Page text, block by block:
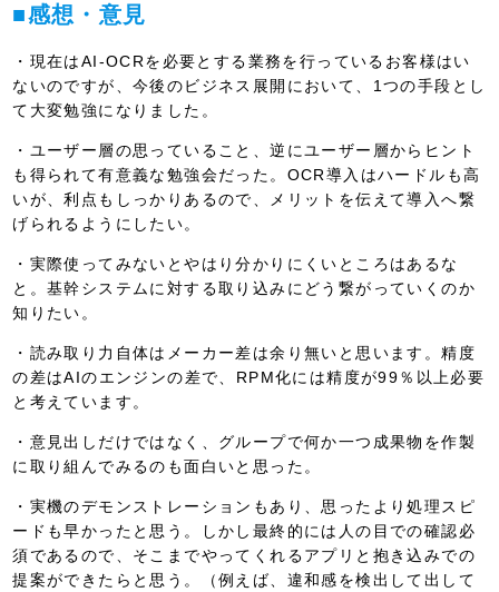
■感想・意見
・現在はAI-OCRを必要とする業務を行っているお客様はい
ないのですが、今後のビジネス展開において、1つの手段とし
て大変勉強になりました。
・ユーザー層の思っていること、逆にユーザー層からヒント
も得られて有意義な勉強会だった。OCR導入はハードルも高
いが、利点もしっかりあるので、メリットを伝えて導入へ繋
げられるようにしたい。
・実際使ってみないとやはり分かりにくいところはあるな
と。基幹システムに対する取り込みにどう繋がっていくのか
知りたい。
・読み取り力自体はメーカー差は余り無いと思います。精度
の差はAIのエンジンの差で、RPM化には精度が99％以上必要
と考えています。
・意見出しだけではなく、グループで何か一つ成果物を作製
に取り組んでみるのも面白いと思った。
・実機のデモンストレーションもあり、思ったより処理スピ
ードも早かったと思う。しかし最終的には人の目での確認必
須であるので、そこまでやってくれるアプリと抱き込みでの
提案ができたらと思う。（例えば、違和感を検出して出して